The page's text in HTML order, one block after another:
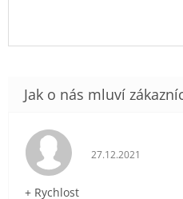
Hodnocení
27.12.2021
+ Rychlost